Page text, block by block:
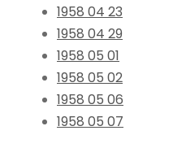
1958 04 23
1958 04 29
1958 05 01
1958 05 02
1958 05 06
1958 05 07